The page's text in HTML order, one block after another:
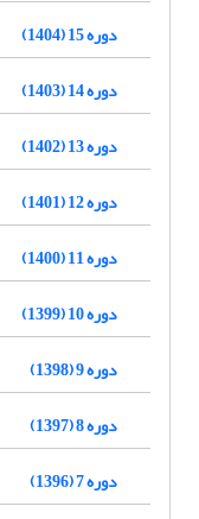
دوره 15 (1404)
دوره 14 (1403)
دوره 13 (1402)
دوره 12 (1401)
دوره 11 (1400)
دوره 10 (1399)
دوره 9 (1398)
دوره 8 (1397)
دوره 7 (1396)